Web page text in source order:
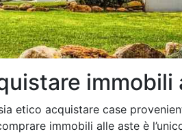
immobili
etico acquistare case
immobili alle aste è